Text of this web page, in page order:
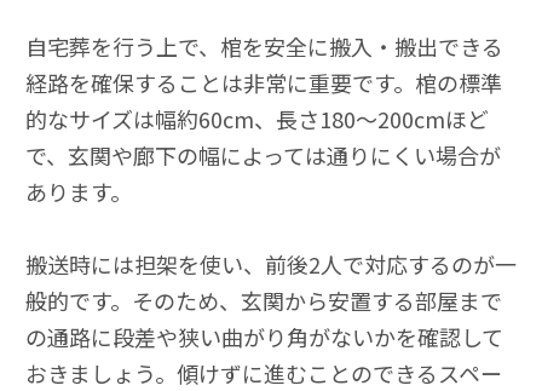
自宅葬を行う上で、棺を安全に搬入・搬出できる
経路を確保することは非常に重要です。棺の標準
的なサイズは幅約60cm、長さ180〜200cmほど
で、玄関や廊下の幅によっては通りにくい場合が
あります。
搬送時には担架を使い、前後2人で対応するのが一
般的です。そのため、玄関から安置する部屋まで
の通路に段差や狭い曲がり角がないかを確認して
おきましょう。傾けずに進むことのできるスペー